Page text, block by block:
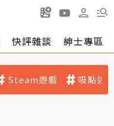
快評雜談 紳士專區
Steam遊戲 吸點迷